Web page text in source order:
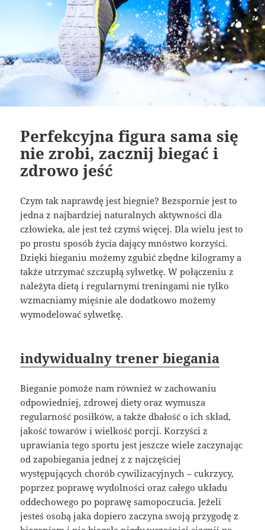
Perfekcyjna figura sama się
nie zrobi, zacznij biegać i
zdrowo jeść
Czym tak naprawdę jest biegnie? Bezspornie jest to
jedna z najbardziej naturalnych aktywności dla
człowieka, ale jest też czymś więcej. Dla wielu jest to
po prostu sposób życia dający mnóstwo korzyści.
Dzięki bieganiu możemy zgubić zbędne kilogramy a
także utrzymać szczupłą sylwetkę. W połączeniu z
należyta dietą i regularnymi treningami nie tylko
wzmacniamy mięśnie ale dodatkowo możemy
wymodelować sylwetkę.
indywidualny trener biegania
Bieganie pomoże nam również w zachowaniu
odpowiedniej, zdrowej diety oraz wymusza
regularność posiłków, a także dbałość o ich skład,
jakość towarów i wielkość porcji. Korzyści z
uprawiania tego sportu jest jeszcze wiele zaczynając
od zapobiegania jednej z z najczęściej
występujących chorób cywilizacyjnych – cukrzycy,
poprzez poprawę wydolności oraz całego układu
oddechowego po poprawę samopoczucia. Jeżeli
jesteś osobą jaka dopiero zaczyna swoją przygodę z